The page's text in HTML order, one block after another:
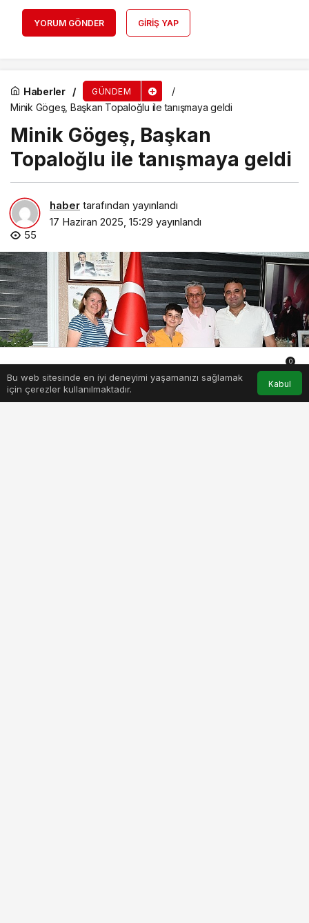
YORUM GÖNDER GIRIŞ YAP
Haberler GÜNDEM
Minik Gögeş, Başkan Topaloğlu ile tanışmaya geldi
Minik Gögeş, Başkan
Topaloğlu ile tanışmaya geldi
haber tarafından yayınlandı
17 Haziran 2025, 15:29 yayınlandı
55
Bu web sitesinde en iyi deneyimi yaşamanızı sağlamak
için çerezler kullanılmaktadır.
Kabul
Anasayfa Akış Hesabım Bildirimler
0